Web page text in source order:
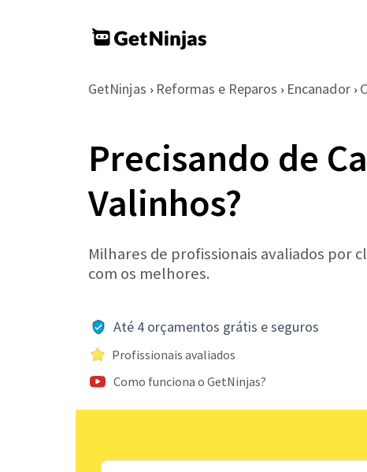
GetNinjas › Reformas e Reparos › Encanador ›
Precisando de
Valinhos?
Milhares de profissionais avaliados por
com os melhores.
Até 4 orçamentos grátis e seguros
Profissionais avaliados
Como funciona o GetNinjas?